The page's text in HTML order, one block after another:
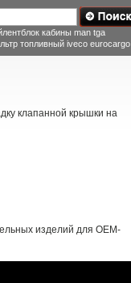
кабины man tga
топливный iveco eurocargo
клапанной крышки на
изделий для OEM-